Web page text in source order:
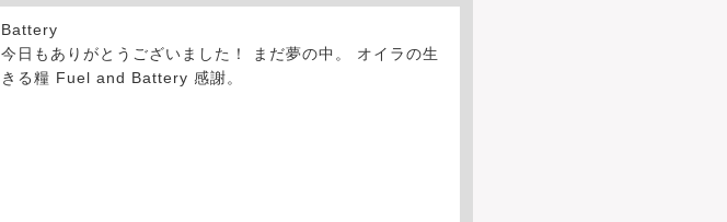
Battery
今日もありがとうございました！ まだ夢の中。 オイラの生
きる糧 Fuel and Battery 感謝。